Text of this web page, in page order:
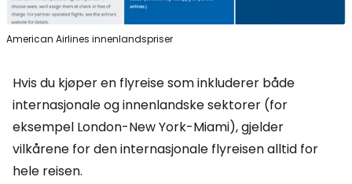
American Airlines innenlandspriser
Hvis du kjøper en flyreise som inkluderer både
internasjonale og innenlandske sektorer (for
eksempel London-New York-Miami), gjelder
vilkårene for den internasjonale flyreisen alltid for
hele reisen.